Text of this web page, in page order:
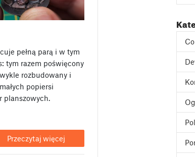
pełną parą i w tym
tym razem poświęcony
rozbudowany i
popiersi
planszowych.
Przeczytaj więcej